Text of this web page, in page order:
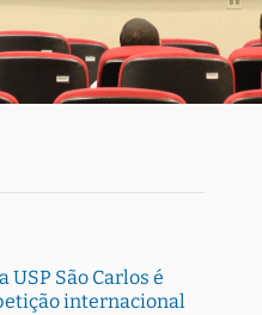
USP São Carlos é
internacional